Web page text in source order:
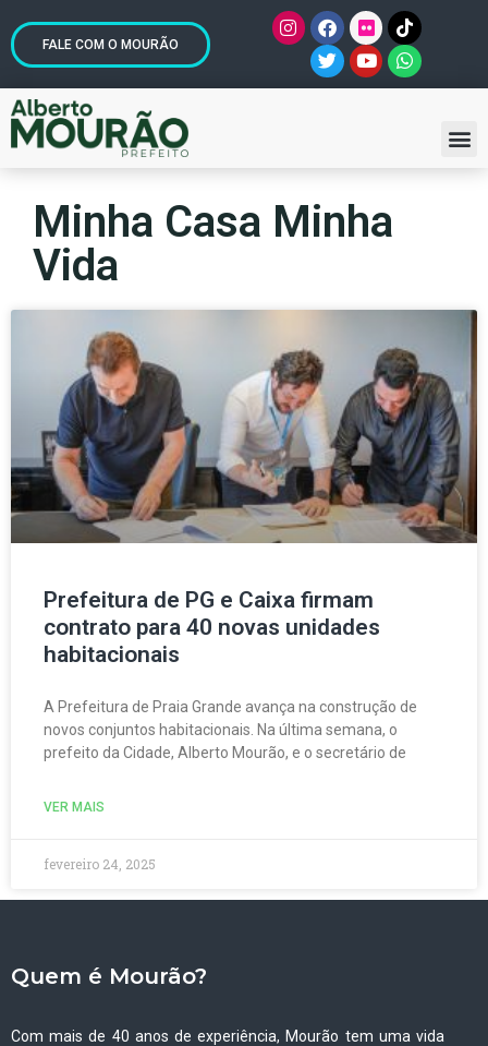
FALE COM O MOURÃO
Minha Casa Minha
Vida
Prefeitura de PG e Caixa firmam
contrato para 40 novas unidades
habitacionais
A Prefeitura de Praia Grande avança na construção de
novos conjuntos habitacionais. Na última semana, o
prefeito da Cidade, Alberto Mourão, e o secretário de
VER MAIS
fevereiro 24, 2025
Quem é Mourão?
Com mais de 40 anos de experiência, Mourão tem uma vida